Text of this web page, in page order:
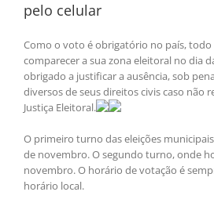
pelo celular
Como o voto é obrigatório no país,
comparecer a sua zona eleitoral no dia
obrigado a justificar a ausência, sob
diversos de seus direitos civis caso não
Justiça Eleitoral.
O primeiro turno das eleições
de novembro. O segundo turno, onde
novembro. O horário de votação é
horário local.